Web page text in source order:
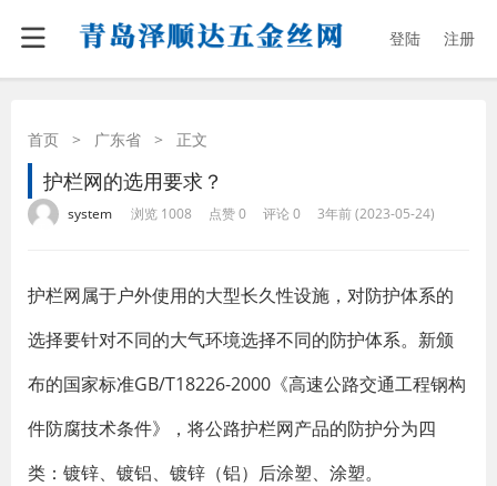
登陆 注册
首页 > 广东省 > 正文
护栏网的选用要求？
system 浏览 1008 点赞 0 评论 0 3年前 (2023-05-24)
护栏网属于户外使用的大型长久性设施，对防护体系的
选择要针对不同的大气环境选择不同的防护体系。新颁
布的国家标准GB/T18226-2000《高速公路交通工程钢构
件防腐技术条件》，将公路护栏网产品的防护分为四
类：镀锌、镀铝、镀锌（铝）后涂塑、涂塑。